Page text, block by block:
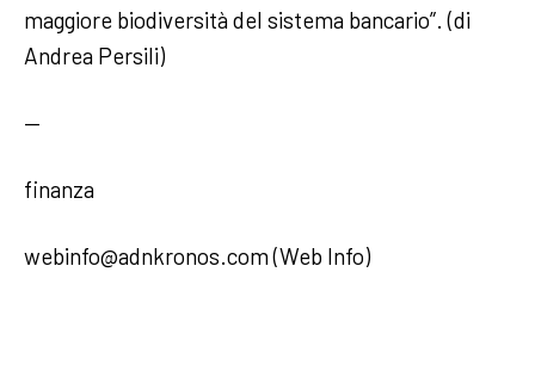
maggiore biodiversità del sistema bancario”. (di
Andrea Persili)
—
finanza
webinfo@adnkronos.com (Web Info)